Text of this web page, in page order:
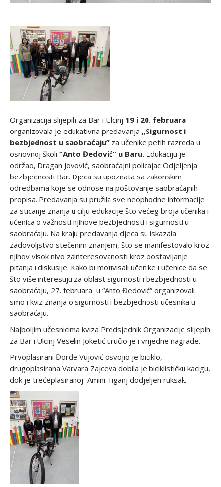
Organizacija slijepih za Bar i Ulcinj 19 i 20. februara
organizovala je edukativna predavanja „Sigurnost i
bezbjednost u saobraćaju” za učenike petih razreda u
osnovnoj školi “Anto Đedović” u Baru. Edukaciju je
održao, Dragan Jovović, saobraćajni policajac Odjeljenja
bezbjednosti Bar. Djeca su upoznata sa zakonskim
odredbama koje se odnose na poštovanje saobraćajnih
propisa. Predavanja su pružila sve neophodne informacije
za sticanje znanja u cilju edukacije što većeg broja učenika i
učenica o važnosti njihove bezbjednosti i sigurnosti u
saobraćaju. Na kraju predavanja djeca su iskazala
zadovoljstvo stečenim znanjem, što se manifestovalo kroz
njihov visok nivo zainteresovanosti kroz postavljanje
pitanja i diskusije. Kako bi motivisali učenike i učenice da se
što više interesuju za oblast sigurnosti i bezbjednosti u
saobraćaju, 27. februara u “Anto Đedović” organizovali
smo i kviz znanja o sigurnosti i bezbjednosti učesnika u
saobraćaju.
Najboljim učesnicima kviza Predsjednik Organizacije slijepih
za Bar i Ulcinj Veselin Joketić uručio je i vrijedne nagrade.
Prvoplasirani Đorđe Vujović osvojio je biciklo,
drugoplasirana Varvara Zajceva dobila je biciklističku kacigu,
dok je trećeplasiranoj Amini Tiganj dodjeljen ruksak.